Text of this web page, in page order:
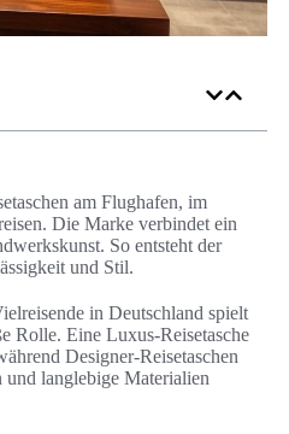
am Flughafen, im
Die Marke verbindet ein
So entsteht der
und Stil.
in Deutschland spielt
Rolle. Eine Luxus-Reisetasche
Designer-Reisetaschen
langlebige Materialien